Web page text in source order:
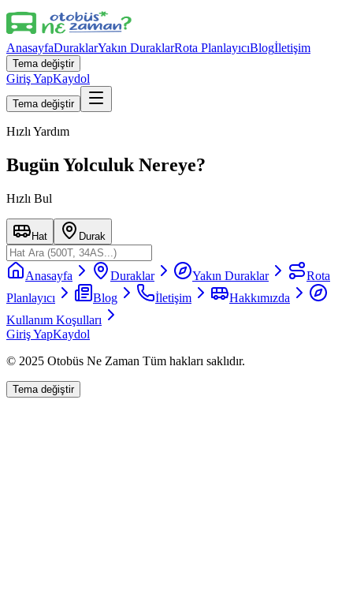
AnasayfaDuraklarYakın DuraklarRota PlanlayıcıBlogİletişim
Tema değiştir
Giriş YapKaydol
Tema değiştir
Hızlı Yardım
Bugün Yolculuk Nereye?
Hızlı Bul
Hat Durak
Anasayfa Duraklar Yakın Duraklar
Rota
Planlayıcı
Blog İletişim
Hakkımızda
Kullanım Koşulları
Giriş YapKaydol
© 2025 Otobüs Ne Zaman Tüm hakları saklıdır.
Tema değiştir